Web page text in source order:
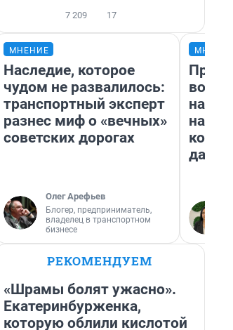
7 209 17
МНЕНИЕ
Наследие, которое
чудом не развалилось:
транспортный эксперт
разнес миф о «вечных»
советских дорогах
Олег Арефьев
Блогер, предприниматель,
владелец в транспортном
бизнесе
нам
даже
РЕКОМЕНДУЕМ
«Шрамы болят ужасно».
Екатеринбурженка,
которую облили кислотой